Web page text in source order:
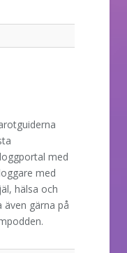
med
med
hälsa och
även gärna på